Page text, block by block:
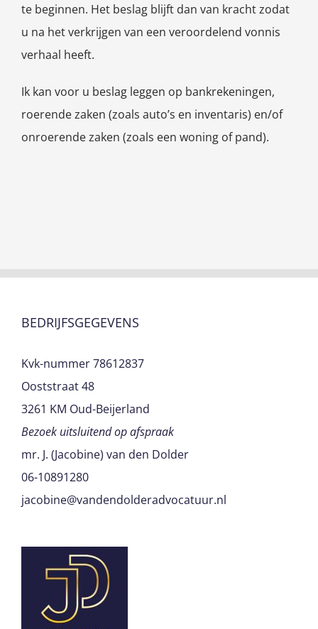
te beginnen. Het beslag blijft dan van kracht zodat
u na het verkrijgen van een veroordelend vonnis
verhaal heeft.
Ik kan voor u beslag leggen op bankrekeningen,
roerende zaken (zoals auto’s en inventaris) en/of
onroerende zaken (zoals een woning of pand).
BEDRIJFSGEGEVENS
Kvk-nummer 78612837
Ooststraat 48
3261 KM Oud-Beijerland
Bezoek uitsluitend op afspraak
mr. J. (Jacobine) van den Dolder
06-10891280
jacobine@vandendolderadvocatuur.nl